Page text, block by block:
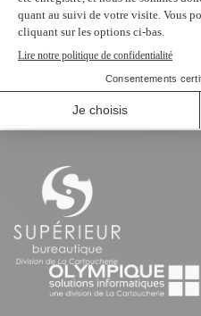
Profitez d'un
produits